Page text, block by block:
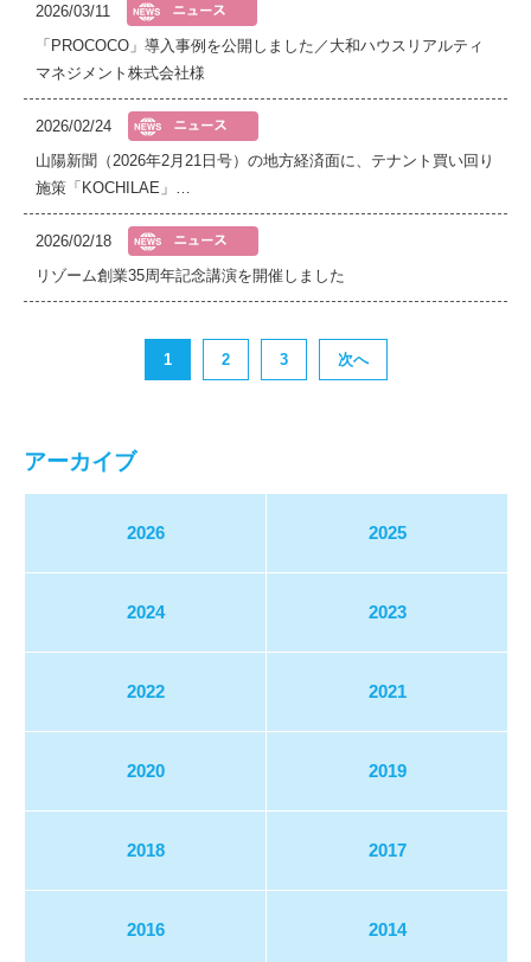
2026/03/11
「PROCOCO」導入事例を公開しました／大和ハウスリアルティ
マネジメント株式会社様
2026/02/24
山陽新聞（2026年2月21日号）の地方経済面に、テナント買い回り
施策「KOCHILAE」…
2026/02/18
リゾーム創業35周年記念講演を開催しました
1 2 3 次へ
アーカイブ
2026 2025
2024 2023
2022 2021
2020 2019
2018 2017
2016 2014